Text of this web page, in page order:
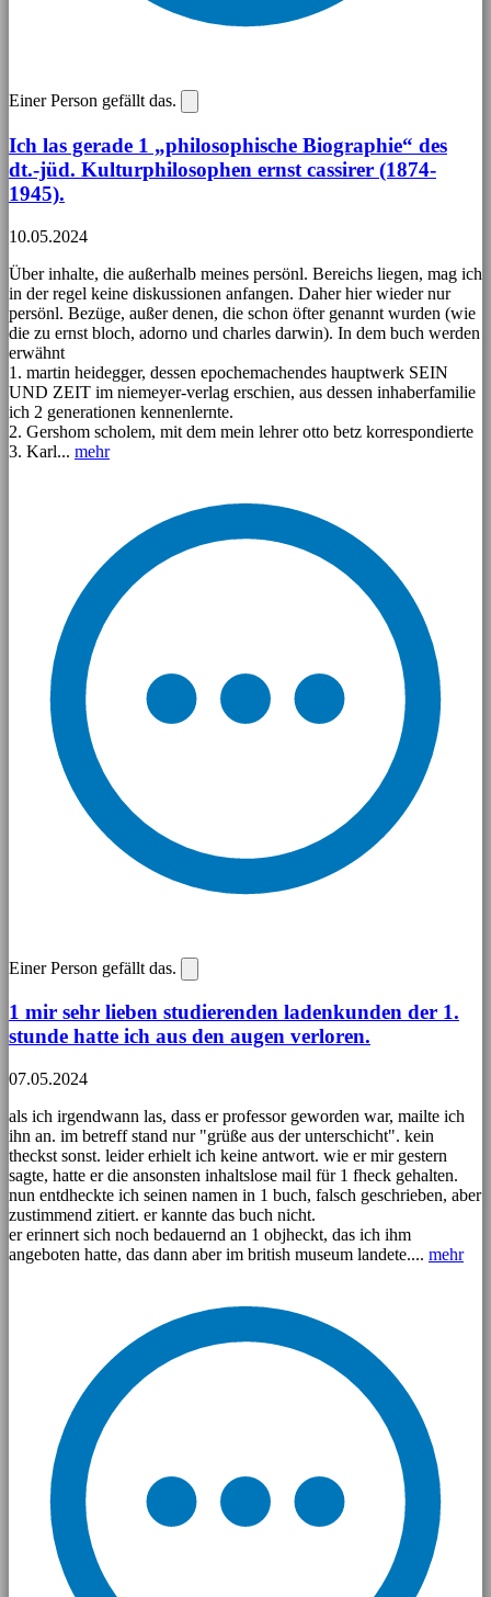
Einer Person gefällt das.
Ich las gerade 1 „philosophische Biographie“ des
dt.-jüd. Kulturphilosophen ernst cassirer (1874-
1945).
10.05.2024
Über inhalte, die außerhalb meines persönl. Bereichs liegen, mag ich
in der regel keine diskussionen anfangen. Daher hier wieder nur
persönl. Bezüge, außer denen, die schon öfter genannt wurden (wie
die zu ernst bloch, adorno und charles darwin). In dem buch werden
erwähnt
1. martin heidegger, dessen epochemachendes hauptwerk SEIN
UND ZEIT im niemeyer-verlag erschien, aus dessen inhaberfamilie
ich 2 generationen kennenlernte.
2. Gershom scholem, mit dem mein lehrer otto betz korrespondierte
3. Karl... mehr
Einer Person gefällt das.
1 mir sehr lieben studierenden ladenkunden der 1.
stunde hatte ich aus den augen verloren.
07.05.2024
als ich irgendwann las, dass er professor geworden war, mailte ich
ihn an. im betreff stand nur "grüße aus der unterschicht". kein
theckst sonst. leider erhielt ich keine antwort. wie er mir gestern
sagte, hatte er die ansonsten inhaltslose mail für 1 fheck gehalten.
nun entdheckte ich seinen namen in 1 buch, falsch geschrieben, aber
zustimmend zitiert. er kannte das buch nicht.
er erinnert sich noch bedauernd an 1 objheckt, das ich ihm
angeboten hatte, das dann aber im british museum landete.... mehr